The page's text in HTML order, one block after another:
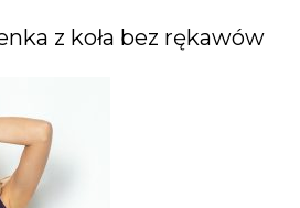
z koła bez rękawów